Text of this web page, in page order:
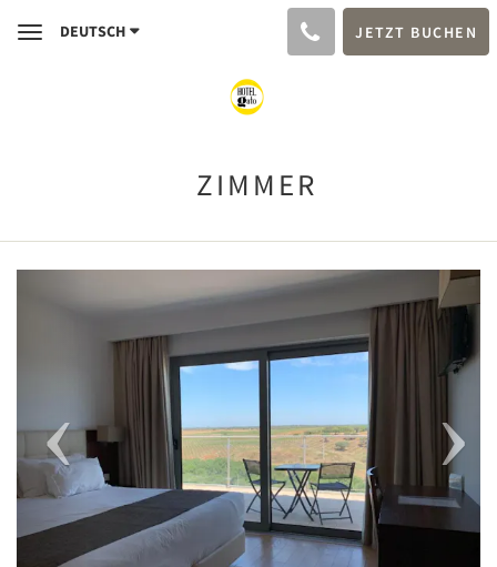
ToggleDEUTSCH JETZT BUCHEN
ZIMMER
Next